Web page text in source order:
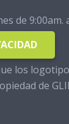
de 9:00am.
los
de